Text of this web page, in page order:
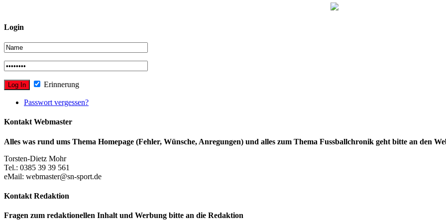
Login
Erinnerung
Passwort vergessen?
Kontakt Webmaster
Alles was rund ums Thema Homepage (Fehler, Wünsche, Anregungen) und alles zum Thema Fussballchronik geht bitte an den
Torsten-Dietz Mohr
Tel.: 0385 39 39 561
eMail: webmaster@sn-sport.de
Kontakt Redaktion
Fragen zum redaktionellen Inhalt und Werbung bitte an die Redaktion